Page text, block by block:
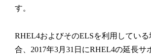
す。
RHEL4およびそのELSを利用している
合、2017年3月31日にRHEL4の延長サ